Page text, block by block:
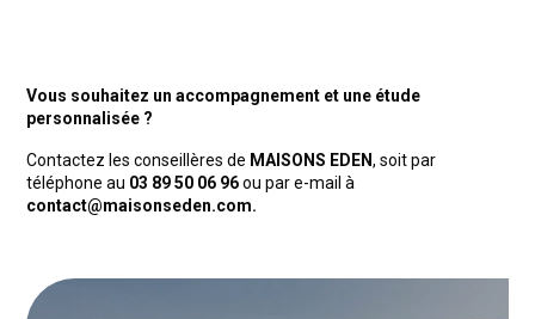
Vous souhaitez un accompagnement et une étude
personnalisée ?
Contactez les conseillères de MAISONS EDEN, soit par
téléphone au 03 89 50 06 96ou par e-mail à
contact@maisonseden.com.